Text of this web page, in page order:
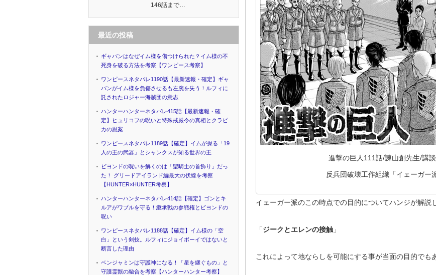
進撃の巨人111話/諫山創先生/講
反兵団破壊工作組織「イェーガー
イェーガー派のこの時点での目的についてハンジが解説
「ジークとエレンの接触 」
これによって地ならしを可能にする事が当面の目的でも
146話まで…
最近の投稿
ギャバンはなぜイム様を傷つけられた？イム様の不
死身を破る方法を考察【ワンピース考察】
ワンピースネタバレ1190話【最新速報・確定】ギャ
バンがイム様を負傷させるも左腕を失う！ルフィに
託されたロジャー海賊団の意志
ハンターハンターネタバレ415話【最新速報・確
定】ヒュリコフの呪いと特殊戒厳令の真相とクラピ
カの思案
ワンピースネタバレ1189話【確定】イムが操る「19
人の王の武器」とシャンクスが知る世界の王
ビヨンドの呪いを解くのは「聖騎士の首飾り」だっ
た！ グリードアイランド編最大の伏線を考察
【HUNTER×HUNTER考察】
ハンターハンターネタバレ414話【確定】ゴンとキ
ルアがワブルを守る！継承戦の参戦権とビヨンドの
呪い
ワンピースネタバレ1188話【確定】イム様の「空
白」という剣技。ルフィにジョイボーイではないと
断言した理由
ベンジャミンは守護神になる！「星を継ぐもの」と
守護霊獣の融合を考察【ハンターハンター考察】